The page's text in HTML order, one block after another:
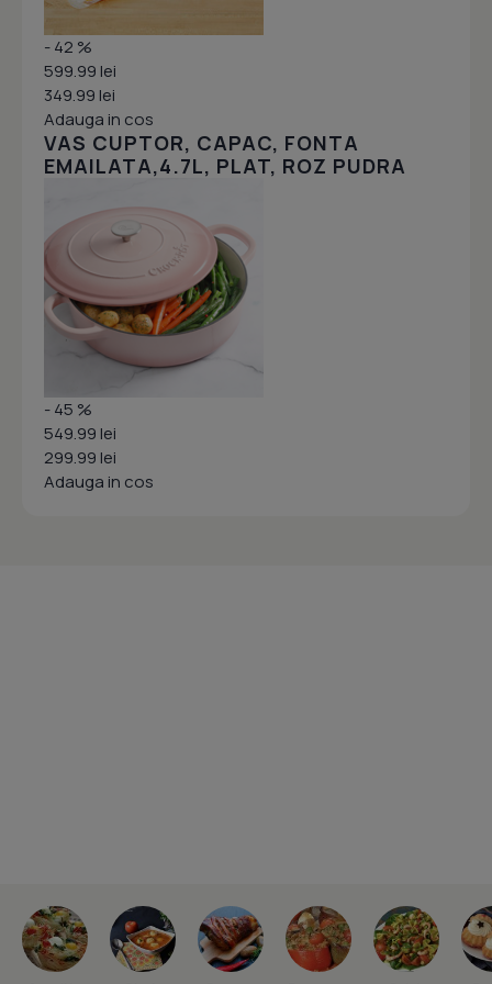
- 42 %
599.99 lei
349.99 lei
Adauga in cos
VAS CUPTOR, CAPAC, FONTA
EMAILATA,4.7L, PLAT, ROZ PUDRA
- 45 %
549.99 lei
299.99 lei
Adauga in cos